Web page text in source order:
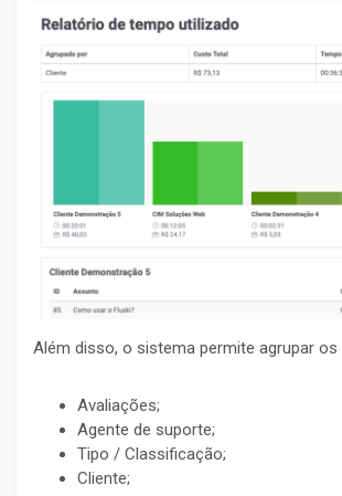
Além disso, o sistema permite agrupar os
Avaliações;
Agente de suporte;
Tipo / Classificação;
Cliente;